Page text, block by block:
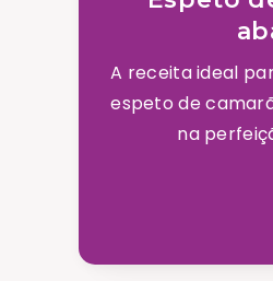
A receita ideal
espeto de
na